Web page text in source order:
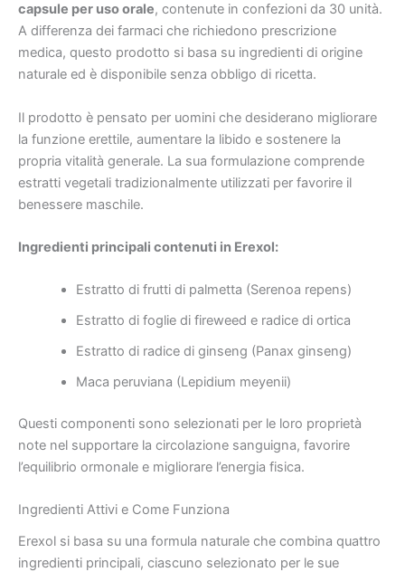
capsule per uso orale, contenute in confezioni da 30 unità.
A differenza dei farmaci che richiedono prescrizione
medica, questo prodotto si basa su ingredienti di origine
naturale ed è disponibile senza obbligo di ricetta.
Il prodotto è pensato per uomini che desiderano migliorare
la funzione erettile, aumentare la libido e sostenere la
propria vitalità generale. La sua formulazione comprende
estratti vegetali tradizionalmente utilizzati per favorire il
benessere maschile.
Ingredienti principali contenuti in Erexol:
Estratto di frutti di palmetta (Serenoa repens)
Estratto di foglie di fireweed e radice di ortica
Estratto di radice di ginseng (Panax ginseng)
Maca peruviana (Lepidium meyenii)
Questi componenti sono selezionati per le loro proprietà
note nel supportare la circolazione sanguigna, favorire
l’equilibrio ormonale e migliorare l’energia fisica.
Ingredienti Attivi e Come Funziona
Erexol si basa su una formula naturale che combina quattro
ingredienti principali, ciascuno selezionato per le sue